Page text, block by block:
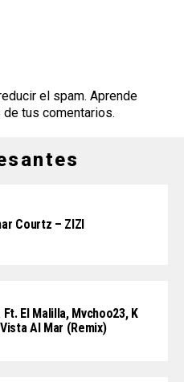
el spam. Aprende
tus comentarios.
Courtz – ZIZI
El Malilla, Mvchoo23, K
Al Mar (Remix)